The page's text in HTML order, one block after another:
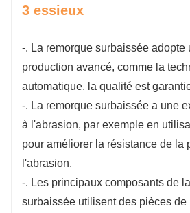
3 essieux
-. La remorque surbaissée adopte
production avancé, comme la
automatique, la qualité est
-. La remorque surbaissée a une
à l'abrasion, par exemple en
pour améliorer la résistance de la
l'abrasion.
-. Les principaux composants de
surbaissée utilisent des pièces